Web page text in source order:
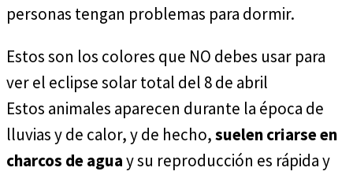
personas tengan problemas para dormir.
Estos son los colores que NO debes usar para
ver el eclipse solar total del 8 de abril
Estos animales aparecen durante la época de
lluvias y de calor, y de hecho,suelen criarse en
charcos de aguay su reproducción es rápida y